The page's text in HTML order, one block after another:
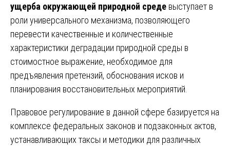
ущерба окружающей природной среде выступает в
роли универсального механизма, позволяющего
перевести качественные и количественные
характеристики деградации природной среды в
стоимостное выражение, необходимое для
предъявления претензий, обоснования исков и
планирования восстановительных мероприятий.
Правовое регулирование в данной сфере базируется на
комплексе федеральных законов и подзаконных актов,
устанавливающих таксы и методики для различных